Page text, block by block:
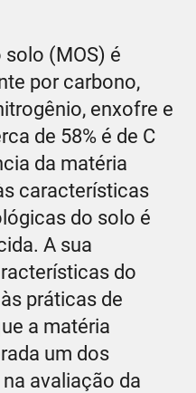
(MOS) é
por carbono,
enxofre e
de 58% é de C
da matéria
características
do solo é
A sua
do
práticas de
a matéria
um dos
avaliação da